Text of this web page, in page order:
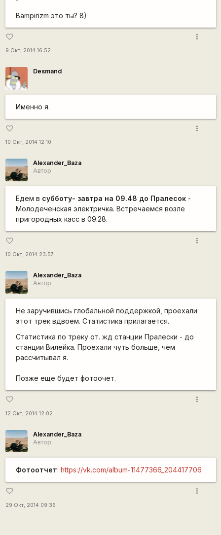
Bampirizm это ты? 8)
favorite_border
9 Окт, 2014 16:52
more_vert
Desmand
Именно я.
favorite_border
10 Окт, 2014 12:10
more_vert
Alexander_Baza
Автор
Едем в субботу- завтра на 09.48 до Пралесок-
Молодеченская электричка. Встречаемся возле
пригородных касс в 09.28.
favorite_border
10 Окт, 2014 23:57
more_vert
Alexander_Baza
Автор
Не заручившись глобальной поддержкой, проехали
этот трек вдвоем. Статистика прилагается.
Статистика по треку от. жд станции Пралески - до
станции Вилейка. Проехали чуть больше, чем
рассчитывал я.
Позже еще будет фотоочет.
favorite_border
12 Окт, 2014 12:02
more_vert
Alexander_Baza
Автор
Фотоотчет: https://vk.com/album-11477366_204417706
favorite_border
29 Окт, 2014 09:36
more_vert